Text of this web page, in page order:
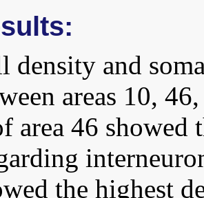
density and
areas 10,
area 46 showed
the highest